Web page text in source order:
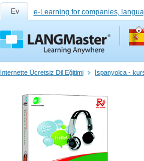
Ev e-Learning for companies,
İnternette Ücretsiz Dil Eğitimi İspanyolca -